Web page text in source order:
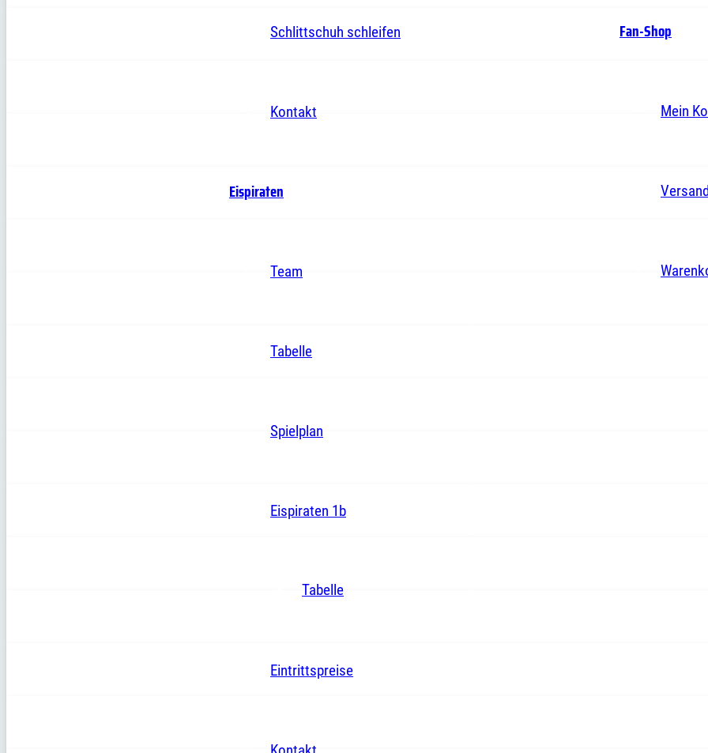
Fan-Shop
Mein
Schlittschuh schleifen
Kontakt
Eispiraten
Team
Tabelle
Spielplan
Eispiraten 1b
Tabelle
Eintrittspreise